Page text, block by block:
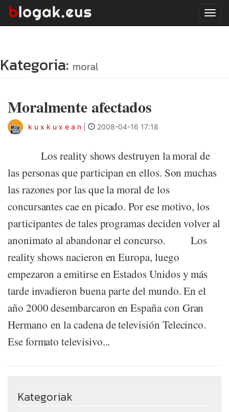
Kategoria: moral
Moralmente afectados
k u x k u x e a n 2008-04-16 17:18
Los reality shows destruyen la moral de
las personas que participan en ellos. Son muchas
las razones por las que la moral de los
concursantes cae en picado. Por ese motivo, los
participantes de tales programas deciden volver al
anonimato al abandonar el concurso. Los
reality shows nacieron en Europa, luego
empezaron a emitirse en Estados Unidos y más
tarde invadieron buena parte del mundo. En el
año 2000 desembarcaron en España con Gran
Hermano en la cadena de televisión Telecinco.
Ese formato televisivo...
Kategoriak